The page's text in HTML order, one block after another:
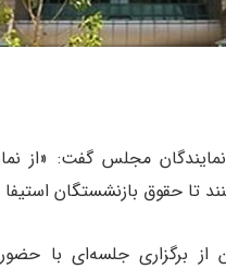
نمایندگان مجلس گفت: «از
تا حقوق بازنشستگان
برگزاری جلسه‌ای با